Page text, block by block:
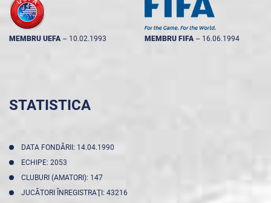
MEMBRU UEFA -- 10.02.1993 MEMBRU FIFA -- 16.06.1994
STATISTICA
DATA FONDĂRII: 14.04.1990
ECHIPE: 2053
CLUBURI (AMATORI): 147
JUCĂTORI ÎNREGISTRAŢI: 43216